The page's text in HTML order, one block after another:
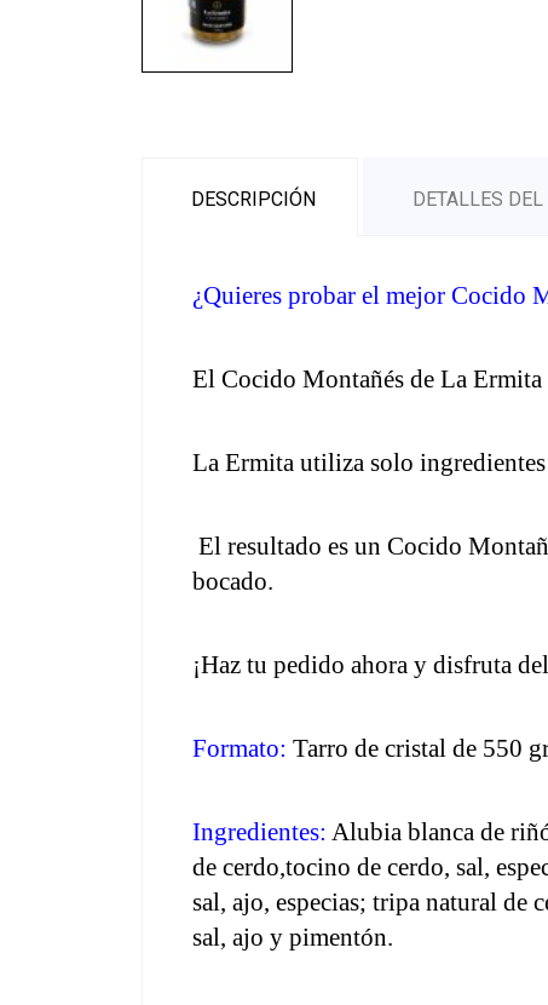
DESCRIPCIÓN DETALLES
¿Quieres probar el mejor Cocido
El Cocido Montañés de La
La Ermita utiliza solo
El resultado es un Cocido
bocado.
¡Haz tu pedido ahora y disfruta
Formato: Tarro de cristal de 550
Ingredientes: Alubia blanca de
de cerdo,tocino de cerdo, sal,
sal, ajo, especias; tripa natural de
sal, ajo y pimentón.